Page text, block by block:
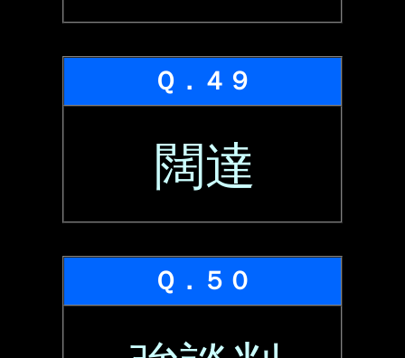
Ｑ．４９
闊達
Ｑ．５０